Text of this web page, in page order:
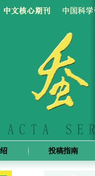
投稿指南